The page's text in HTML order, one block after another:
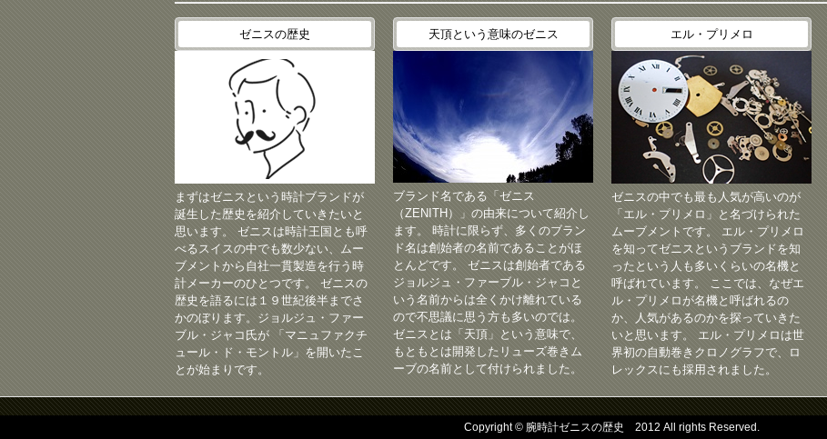
ゼニスの歴史
まずはゼニスという時計ブランドが
誕生した歴史を紹介していきたいと
思います。 ゼニスは時計王国とも呼
べるスイスの中でも数少ない、ムー
ブメントから自社一貫製造を行う時
計メーカーのひとつです。 ゼニスの
歴史を語るには１９世紀後半までさ
かのぼります。ジョルジュ・ファー
ブル・ジャコ氏が 「マニュファクチ
ュール・ド・モントル」を開いたこ
とが始まりです。
天頂という意味のゼニス
ブランド名である「ゼニス
（ZENITH）」の由来について紹介し
ます。 時計に限らず、多くのブラン
ド名は創始者の名前であることがほ
とんどです。 ゼニスは創始者である
ジョルジュ・ファーブル・ジャコと
いう名前からは全くかけ離れている
ので不思議に思う方も多いのでは。
ゼニスとは「天頂」という意味で、
もともとは開発したリューズ巻きム
ーブの名前として付けられました。
エル・プリメロ
ゼニスの中でも最も人気が高いのが
「エル・プリメロ」と名づけられた
ムーブメントです。 エル・プリメロ
を知ってゼニスというブランドを知
ったという人も多いくらいの名機と
呼ばれています。 ここでは、なぜエ
ル・プリメロが名機と呼ばれるの
か、人気があるのかを探っていきた
いと思います。 エル・プリメロは世
界初の自動巻きクロノグラフで、ロ
レックスにも採用されました。
Copyright © 腕時計ゼニスの歴史 2012 All rights Reserved.